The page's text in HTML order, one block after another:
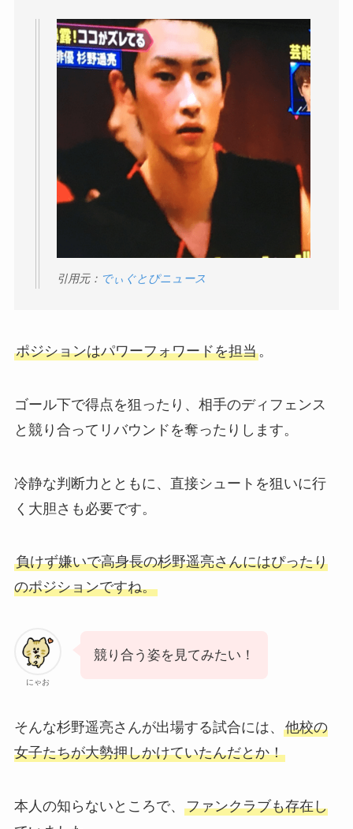
引用元： でぃぐとぴニュース
ポジションはパワーフォワードを担当。
ゴール下で得点を狙ったり、相手のディフェンス
と競り合ってリバウンドを奪ったりします。
冷静な判断力とともに、直接シュートを狙いに行
く大胆さも必要です。
負けず嫌いで高身長の杉野遥亮さんにはぴったり
のポジションですね。
にゃお
競り合う姿を見てみたい！
そんな杉野遥亮さんが出場する試合には、 他校の
女子たちが大勢押しかけていたんだとか！
本人の知らないところで、 ファンクラブも存在し